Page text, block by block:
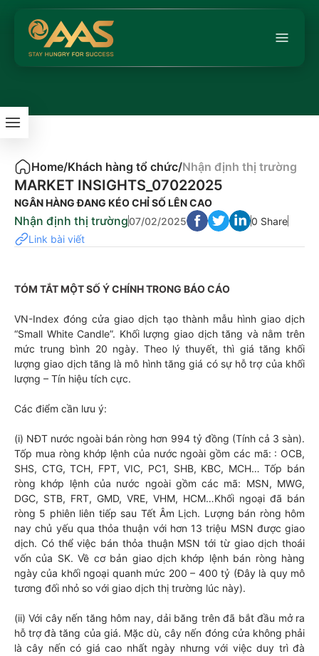
Home/Khách hàng tổ chức/Nhận định thị trường
MARKET INSIGHTS_07022025
NGÂN HÀNG ĐANG KÉO CHỈ SỐ LÊN CAO
Nhận định thị trường07/02/2025
0 Share
Link bài viết
TÓM TẮT MỘT SỐ Ý CHÍNH TRONG BÁO CÁO
VN-Index đóng cửa giao dịch tạo thành mẫu hình giao dịch
“Small White Candle”. Khối lượng giao dịch tăng và nằm trên
mức trung bình 20 ngày. Theo lý thuyết, thì giá tăng khối
lượng giao dịch tăng là mô hình tăng giá có sự hỗ trợ của khối
lượng – Tín hiệu tích cực.
Các điểm cần lưu ý:
(i) NĐT nước ngoài bán ròng hơn 994 tỷ đồng (Tính cả 3 sàn).
Tốp mua ròng khớp lệnh của nước ngoài gồm các mã: : OCB,
SHS, CTG, TCH, FPT, VIC, PC1, SHB, KBC, MCH… Tốp bán
ròng khớp lệnh của nước ngoài gồm các mã: MSN, MWG,
DGC, STB, FRT, GMD, VRE, VHM, HCM…Khối ngoại đã bán
ròng 5 phiên liên tiếp sau Tết Âm Lịch. Lượng bán ròng hôm
nay chủ yếu qua thỏa thuận với hơn 13 triệu MSN được giao
dịch. Có thể việc bán thỏa thuận MSN tới từ giao dịch thoái
vốn của SK. Về cơ bản giao dịch khớp lệnh bán ròng hàng
ngày của khối ngoại quanh mức 200 – 400 tỷ (Đây là quy mô
tương đối nhỏ so với giao dịch thị trường lúc này).
(ii) Với cây nến tăng hôm nay, dải băng trên đã bắt đầu mở ra
hỗ trợ đà tăng của giá. Mặc dù, cây nến đóng cửa không phải
là cây nến có giá cao nhất ngày nhưng với việc duy trì đà